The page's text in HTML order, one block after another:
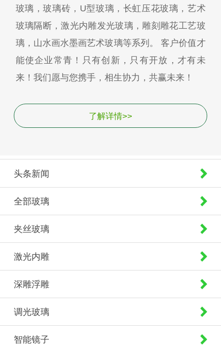
玻璃，玻璃砖，U型玻璃，长虹压花玻璃，艺术
玻璃隔断，激光内雕发光玻璃，雕刻雕花工艺玻
璃，山水画水墨画艺术玻璃等系列。 客户价值才
能使企业常青！只有创新，只有开放，才有未
来！我们愿与您携手，相生协力，共赢未来！
了解详情>>
头条新闻
全部玻璃
夹丝玻璃
激光内雕
深雕浮雕
调光玻璃
智能镜子